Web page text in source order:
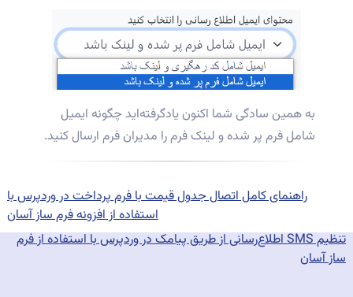
به همین سادگی شما اکنون یادگرفته‌اید چگونه ایمیل
شامل فرم پر شده و لینک فرم را مدیران فرم ارسال کنید.
post:
راهنمای کامل اتصال جدول قیمت با فرم پرداخت در وردپرس با
استفاده از افزونه فرم ساز آسان
post:
تنظیم SMS اطلاع‌رسانی از طریق پیامک در وردپرس با استفاده از فرم
ساز آسان